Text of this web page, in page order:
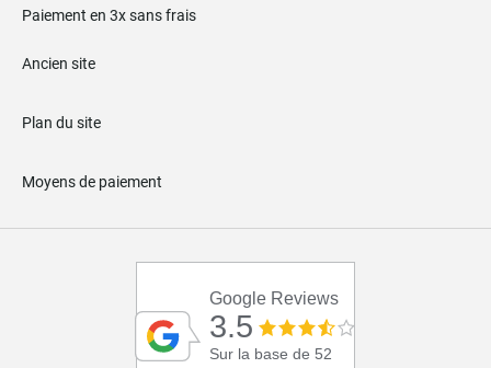
Paiement en 3x sans frais
Ancien site
Plan du site
Moyens de paiement
Google Reviews
3.5
Sur la base de 52